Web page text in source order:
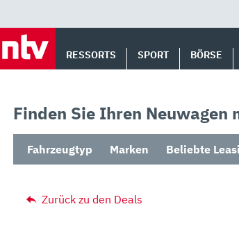
RESSORTS SPORT BÖRSE
Finden Sie Ihren Neuwagen
Fahrzeugtyp Marken Beliebte
Zurück zu den Deals